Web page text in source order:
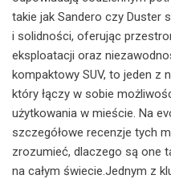
takie jak Sandero czy Duster
i solidności, oferując
eksploatacji oraz
kompaktowy SUV, to jeden z
który łączy w sobie
użytkowania w mieście. Na
szczegółowe recenzje tych
zrozumieć, dlaczego są one
na całym świecie.Jednym z